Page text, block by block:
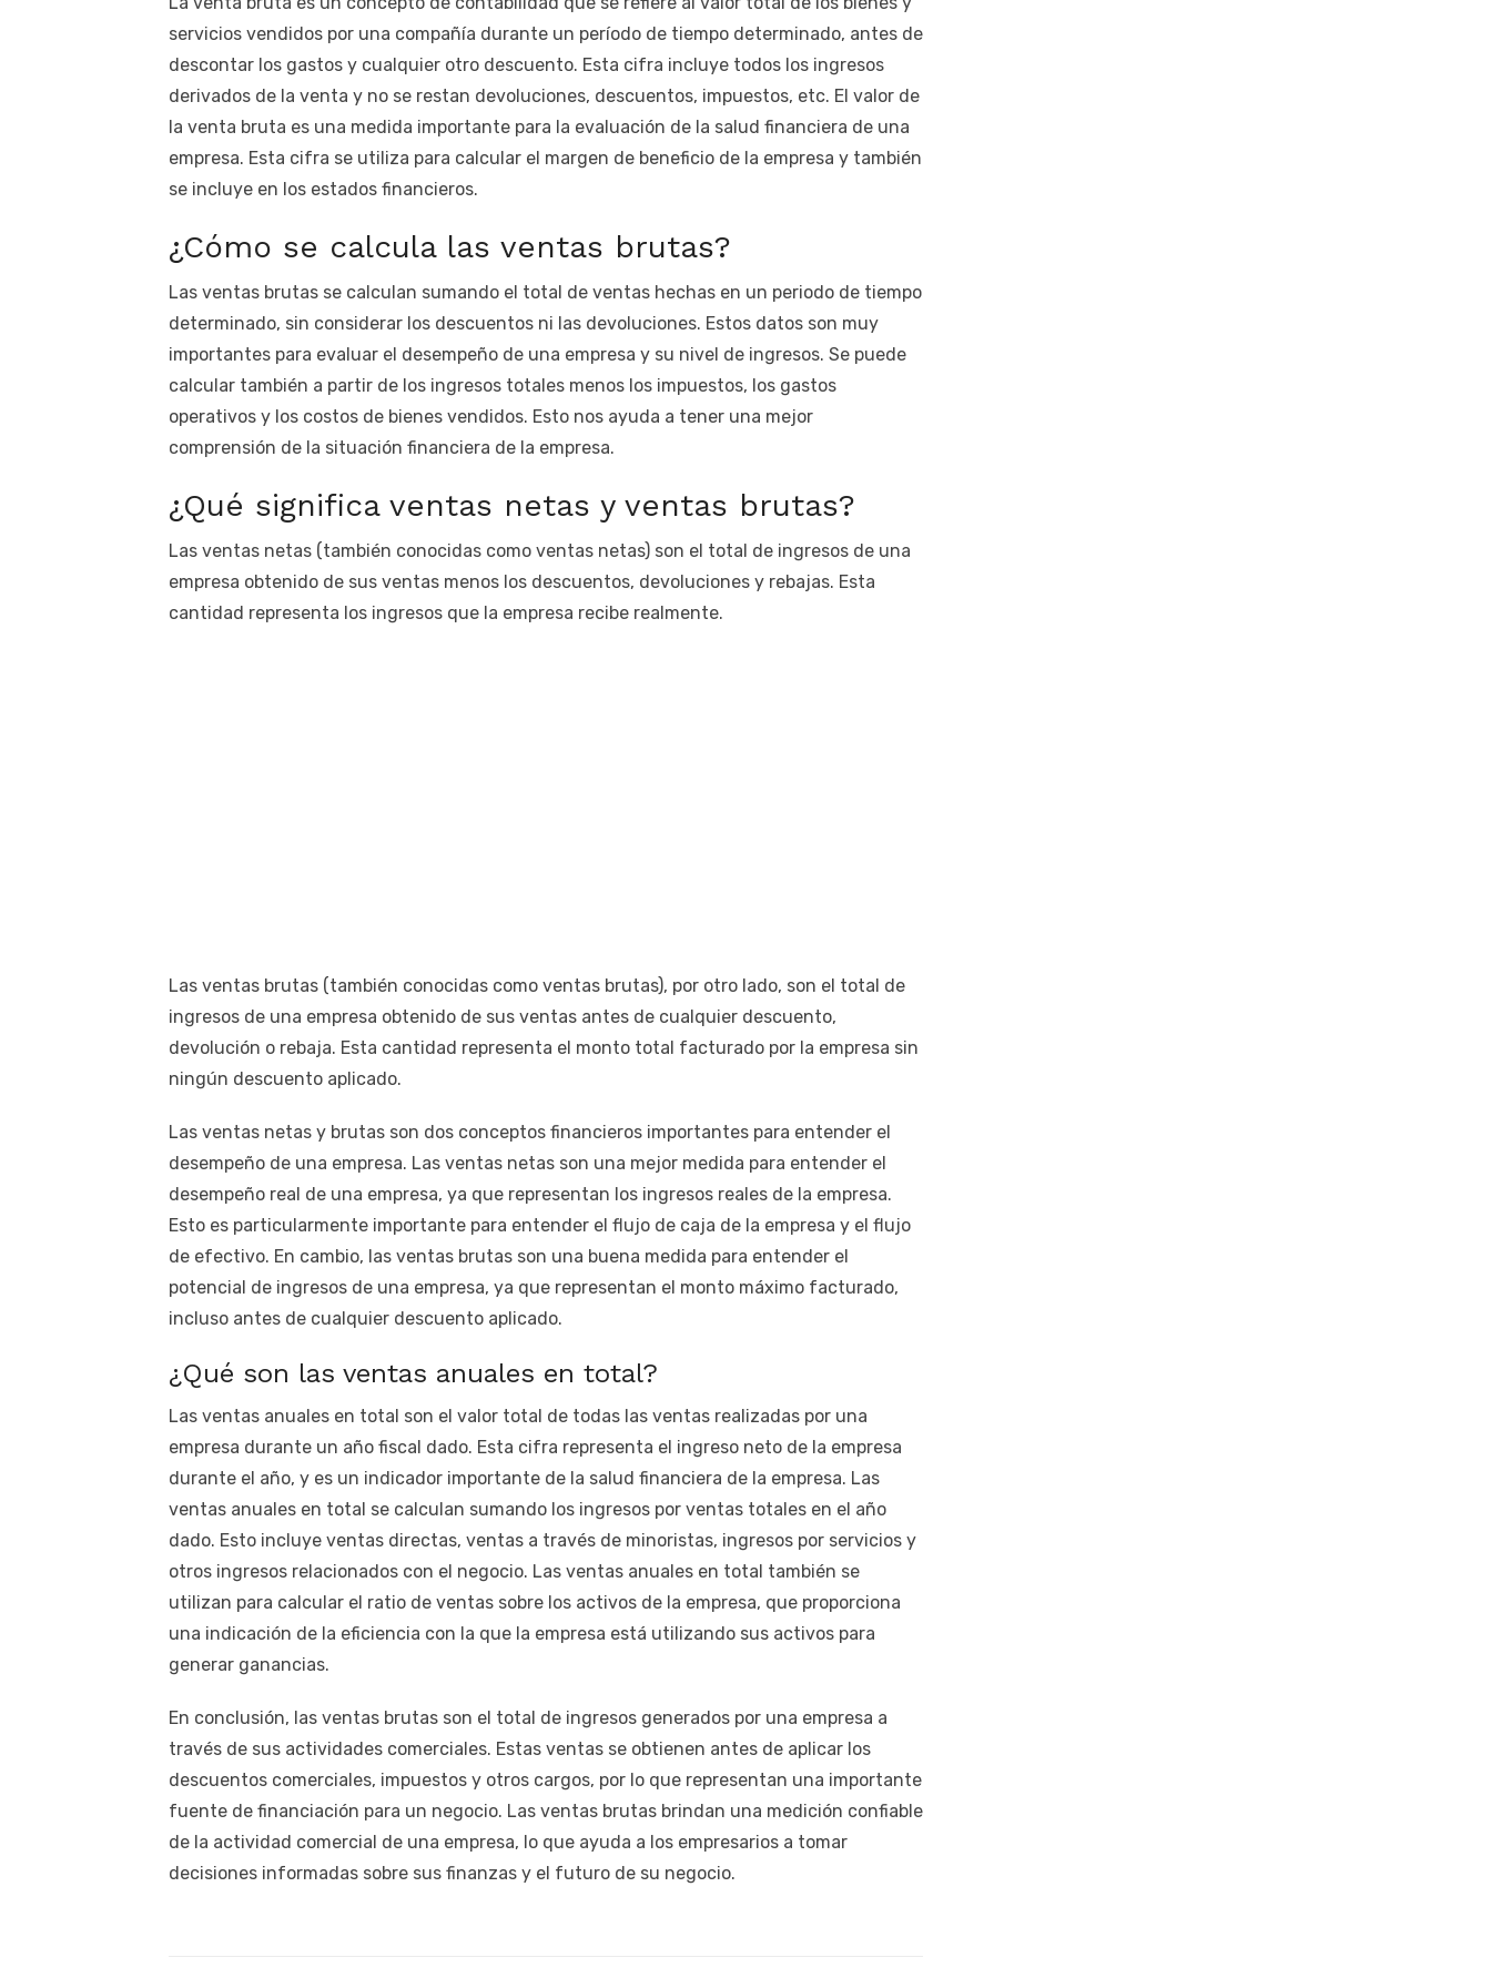
servicios vendidos por una compañía durante un período de tiempo determinado, antes de
descontar los gastos y cualquier otro descuento. Esta cifra incluye todos los ingresos
derivados de la venta y no se restan devoluciones, descuentos, impuestos, etc. El valor de
la venta bruta es una medida importante para la evaluación de la salud financiera de una
empresa. Esta cifra se utiliza para calcular el margen de beneficio de la empresa y también
se incluye en los estados financieros.
¿Cómo se calcula las ventas brutas?
Las ventas brutas se calculan sumando el total de ventas hechas en un periodo de tiempo
determinado, sin considerar los descuentos ni las devoluciones. Estos datos son muy
importantes para evaluar el desempeño de una empresa y su nivel de ingresos. Se puede
calcular también a partir de los ingresos totales menos los impuestos, los gastos
operativos y los costos de bienes vendidos. Esto nos ayuda a tener una mejor
comprensión de la situación financiera de la empresa.
¿Qué significa ventas netas y ventas brutas?
Las ventas netas (también conocidas como ventas netas) son el total de ingresos de una
empresa obtenido de sus ventas menos los descuentos, devoluciones y rebajas. Esta
cantidad representa los ingresos que la empresa recibe realmente.
Las ventas brutas (también conocidas como ventas brutas), por otro lado, son el total de
ingresos de una empresa obtenido de sus ventas antes de cualquier descuento,
devolución o rebaja. Esta cantidad representa el monto total facturado por la empresa sin
ningún descuento aplicado.
Las ventas netas y brutas son dos conceptos financieros importantes para entender el
desempeño de una empresa. Las ventas netas son una mejor medida para entender el
desempeño real de una empresa, ya que representan los ingresos reales de la empresa.
Esto es particularmente importante para entender el flujo de caja de la empresa y el flujo
de efectivo. En cambio, las ventas brutas son una buena medida para entender el
potencial de ingresos de una empresa, ya que representan el monto máximo facturado,
incluso antes de cualquier descuento aplicado.
¿Qué son las ventas anuales en total?
Las ventas anuales en total son el valor total de todas las ventas realizadas por una
empresa durante un año fiscal dado. Esta cifra representa el ingreso neto de la empresa
durante el año, y es un indicador importante de la salud financiera de la empresa. Las
ventas anuales en total se calculan sumando los ingresos por ventas totales en el año
dado. Esto incluye ventas directas, ventas a través de minoristas, ingresos por servicios y
otros ingresos relacionados con el negocio. Las ventas anuales en total también se
utilizan para calcular el ratio de ventas sobre los activos de la empresa, que proporciona
una indicación de la eficiencia con la que la empresa está utilizando sus activos para
generar ganancias.
En conclusión, las ventas brutas son el total de ingresos generados por una empresa a
través de sus actividades comerciales. Estas ventas se obtienen antes de aplicar los
descuentos comerciales, impuestos y otros cargos, por lo que representan una importante
fuente de financiación para un negocio. Las ventas brutas brindan una medición confiable
de la actividad comercial de una empresa, lo que ayuda a los empresarios a tomar
decisiones informadas sobre sus finanzas y el futuro de su negocio.